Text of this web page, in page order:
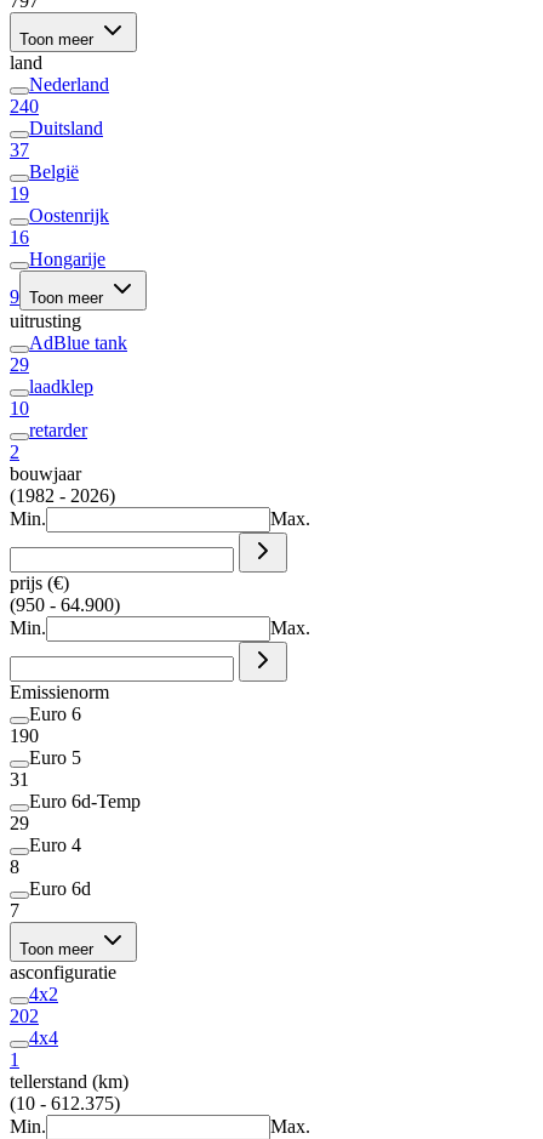
Toon meer
land
Nederland
240
Duitsland
37
België
19
Oostenrijk
16
Hongarije
9 Toon meer
uitrusting
AdBlue tank
29
laadklep
10
retarder
2
bouwjaar
(1982 - 2026)
Min.
Max.
prijs (€)
(950 - 64.900)
Min.
Max.
Emissienorm
Euro 6
190
Euro 5
31
Euro 6d-Temp
29
Euro 4
8
Euro 6d
7
Toon meer
asconfiguratie
4x2
202
4x4
1
tellerstand (km)
(10 - 612.375)
Min.
Max.